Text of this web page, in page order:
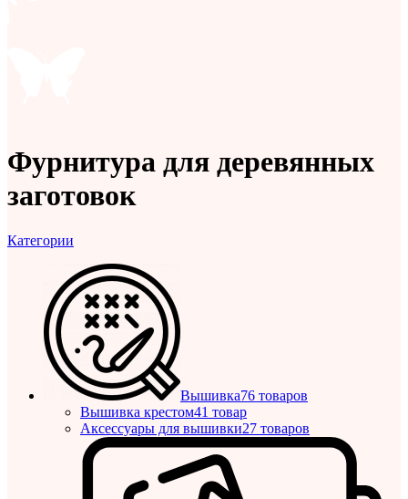
Фурнитура для деревянных
заготовок
Категории
Вышивка76 товаров
Вышивка крестом41 товар
Аксессуары для вышивки27 товаров